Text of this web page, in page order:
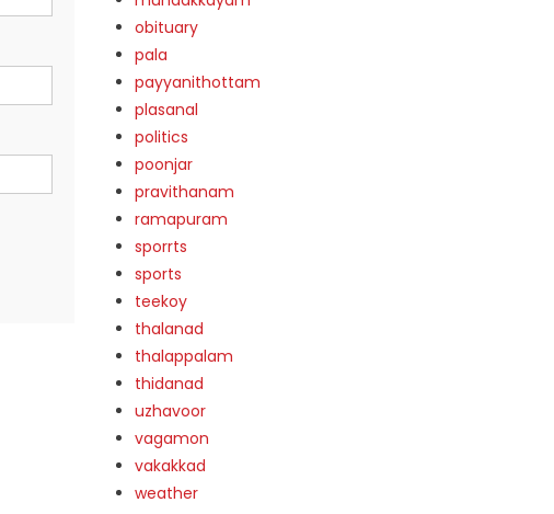
obituary
pala
payyanithottam
plasanal
politics
poonjar
pravithanam
ramapuram
sporrts
sports
teekoy
thalanad
thalappalam
thidanad
uzhavoor
vagamon
vakakkad
weather